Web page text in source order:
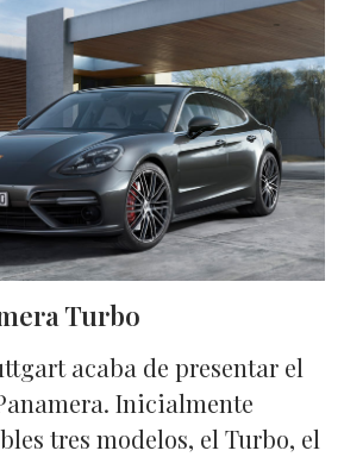
Turbo
acaba de presentar el
Inicialmente
tres modelos, el Turbo, el